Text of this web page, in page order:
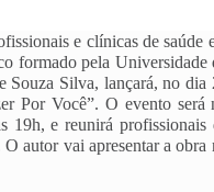
e clínicas de saúde
formado pela Universidade
Souza Silva, lançará, no dia
Por Você”. O evento será
19h, e reunirá profissionais
O autor vai apresentar a obra